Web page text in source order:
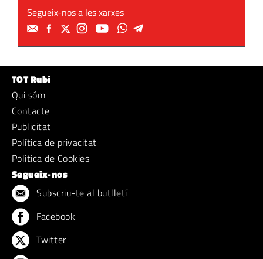
Segueix-nos a les xarxes
TOT Rubí
Qui sóm
Contacte
Publicitat
Política de privacitat
Politica de Cookies
Segueix-nos
Subscriu-te al butlletí
Facebook
Twitter